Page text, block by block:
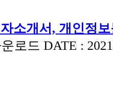
소개서, 개인정
로드 DATE :